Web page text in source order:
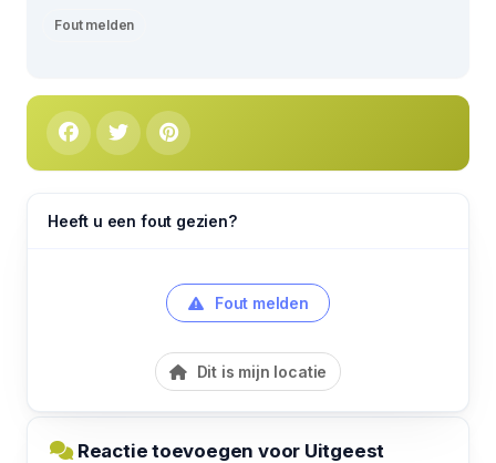
Fout melden
Heeft u een fout gezien?
Fout melden
Dit is mijn locatie
Reactie toevoegen voor Uitgeest